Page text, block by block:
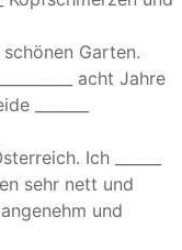
schönen Garten.
acht Jahre
_______
Ich ______
sehr nett und
und